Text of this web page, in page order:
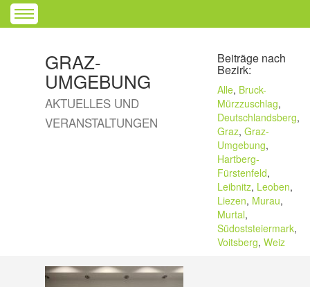
GRAZ-
UMGEBUNG
AKTUELLES UND
VERANSTALTUNGEN
Beiträge nach
Bezirk:
Alle, Bruck-
Mürzzuschlag,
Deutschlandsberg,
Graz, Graz-
Umgebung,
Hartberg-
Fürstenfeld,
Leibnitz, Leoben,
Liezen, Murau,
Murtal,
Südoststeiermark,
Voitsberg, Weiz